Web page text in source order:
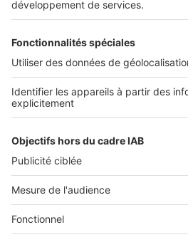
Nos solutions pro
Actualités pro
Nous contacter
Connexion à My SeLoger Pro
Espace Presse